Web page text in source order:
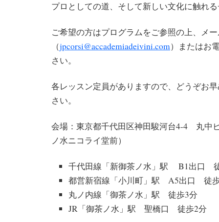
プロとしての道、そして新しい文化に触れ
ご希望の方はプログラムをご参照の上、メ
（jpcorsi@accademiadeivini.com）またはお
さい。
各レッスン定員がありますので、どうぞお
さい。
会場：東京都千代田区神田駿河台4-4 丸中
ノ水ニコライ堂前）
千代田線「新御茶ノ水」駅 B1出口
都営新宿線「小川町」駅 A5出口 徒
丸ノ内線「御茶ノ水」駅 徒歩3分
JR「御茶ノ水」駅 聖橋口 徒歩2分